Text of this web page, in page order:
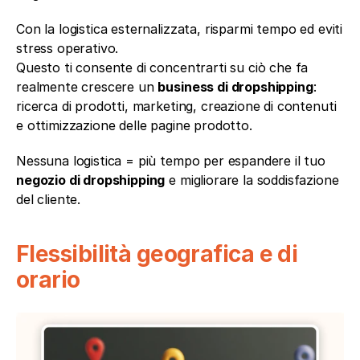
Con la logistica esternalizzata, risparmi tempo ed eviti
stress operativo.
Questo ti consente di concentrarti su ciò che fa
realmente crescere un business di dropshipping:
ricerca di prodotti, marketing, creazione di contenuti
e ottimizzazione delle pagine prodotto.
negozio di dropshipping e migliorare la soddisfazione
del cliente.
Flessibilità geografica e di
orario